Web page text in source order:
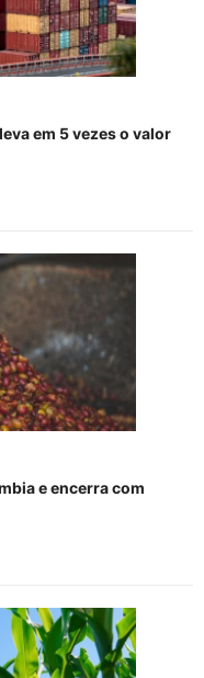
em 5 vezes o valor
e encerra com